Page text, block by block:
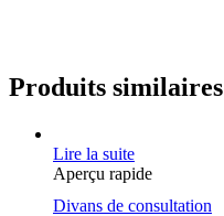
Produits similaires
Lire la suite
Aperçu rapide
Divans de consultation